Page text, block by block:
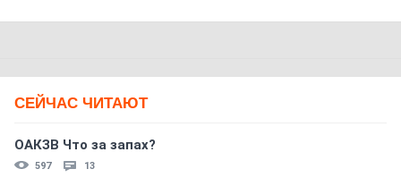
СЕЙЧАС ЧИТАЮТ
ОАКЗВ Что за запах?
597 13